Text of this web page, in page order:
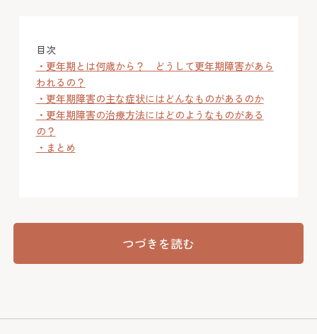
目次
・更年期とは何歳から？ どうして更年期障害があら
われるの？
・更年期障害の主な症状にはどんなものがあるのか
・更年期障害の治療方法にはどのようなものがある
の？
・まとめ
つづきを読む